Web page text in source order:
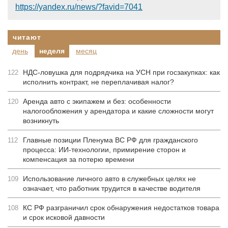
https://yandex.ru/news/?favid=7041
читают
день
неделя месяц
122
НДС-ловушка для подрядчика на УСН при госзакупках: как
исполнить контракт, не переплачивая налог?
120 Аренда авто с экипажем и без: особенности
налогообложения у арендатора и какие сложности могут
возникнуть
112
Главные позиции Пленума ВС РФ для гражданского
процесса: ИИ-технологии, примирение сторон и
компенсация за потерю времени
109
Использование личного авто в служебных целях не
означает, что работник трудится в качестве водителя
108
КС РФ разграничил срок обнаружения недостатков товара
и срок исковой давности